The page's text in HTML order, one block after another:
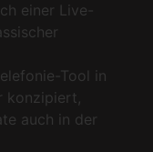
einer Live-
Tool in
konzipiert,
auch in der